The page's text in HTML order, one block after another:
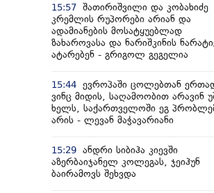
15:57 შათირიშვილი და კობახიძე
კრემლის რუპორები არიან და
ადამიანების მოსატყუებლად
ზახაროვასა და ნარიშკინის
ატარებენ - გრიგოლ გეგელია
15:44 ევროპაში ცოლებთან
ვინც მიდის, საღამოობით არავინ
ხელს, საქართველოში ეგ
არის - ლევან მაჭავარიანი
15:29 ანდრი სიბიჰა კიევში
აზერბაიჯანელ კოლეგას, ჯეიჰუნ
ბაირამოვს შეხვდა